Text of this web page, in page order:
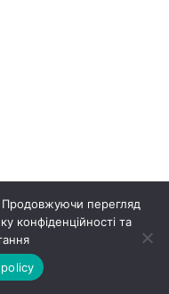
– це окремий
перегляд
конфіденційності та